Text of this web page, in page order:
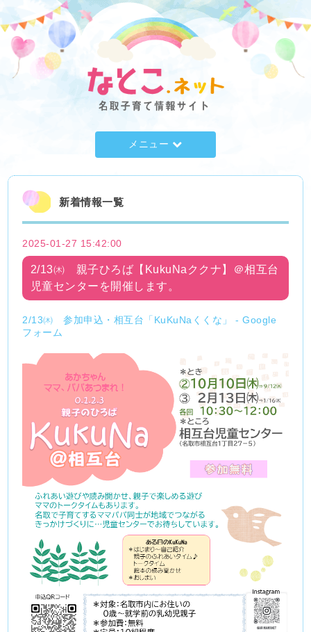
メニュー
新着情報一覧
2025-01-27 15:42:00
2/13㈭ 親子ひろば【KukuNaククナ】＠相互台
児童センターを開催します。
2/13㈭ 参加申込・相互台「KuKuNaくくな」 - Google
フォーム